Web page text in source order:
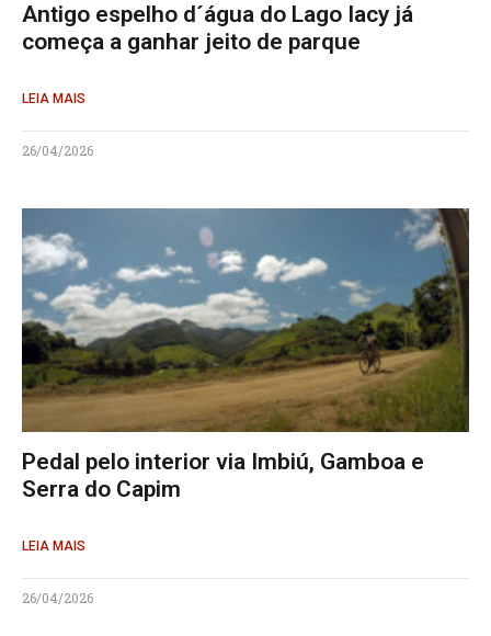
Antigo espelho d´água do Lago Iacy já
começa a ganhar jeito de parque
LEIA MAIS
26/04/2026
Pedal pelo interior via Imbiú, Gamboa e
Serra do Capim
LEIA MAIS
26/04/2026